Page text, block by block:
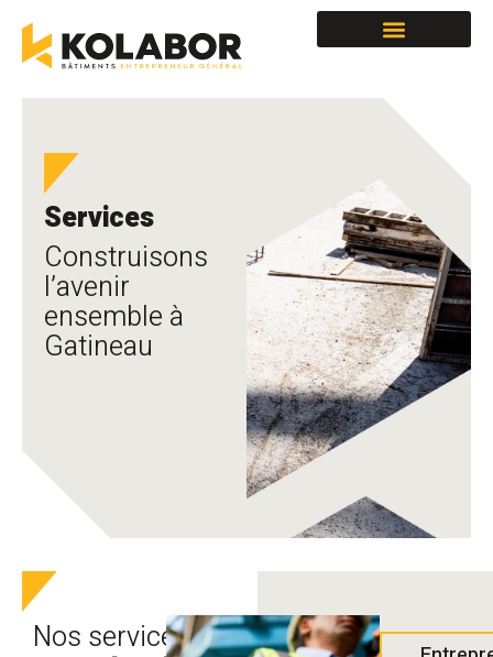
Services
Construisons
l’avenir
ensemble à
Gatineau
Nos services en